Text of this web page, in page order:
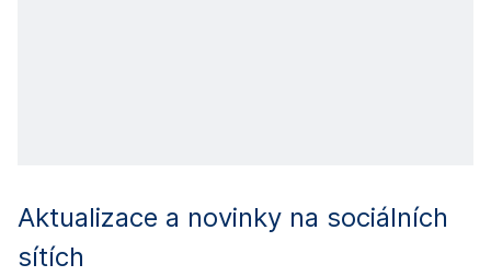
Aktualizace a novinky na sociálních
sítích